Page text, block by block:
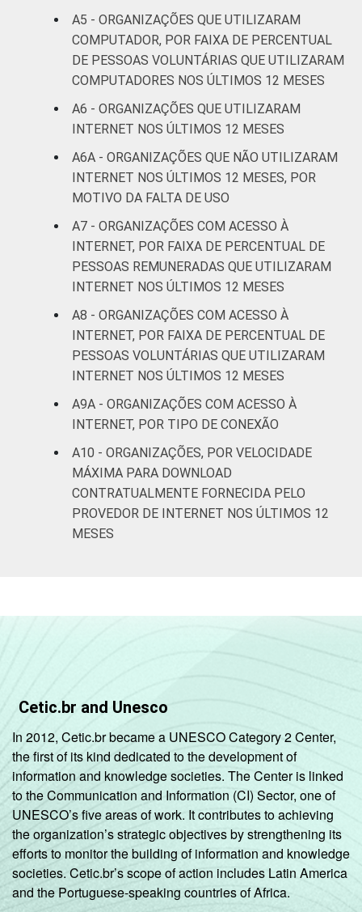
Organizações Sem Fins Lucrativos 2016
A5 - ORGANIZAÇÕES QUE UTILIZARAM
COMPUTADOR, POR FAIXA DE PERCENTUAL
DE PESSOAS VOLUNTÁRIAS QUE UTILIZARAM
COMPUTADORES NOS ÚLTIMOS 12 MESES
A6 - ORGANIZAÇÕES QUE UTILIZARAM
INTERNET NOS ÚLTIMOS 12 MESES
A6A - ORGANIZAÇÕES QUE NÃO UTILIZARAM
INTERNET NOS ÚLTIMOS 12 MESES, POR
MOTIVO DA FALTA DE USO
A7 - ORGANIZAÇÕES COM ACESSO À
INTERNET, POR FAIXA DE PERCENTUAL DE
PESSOAS REMUNERADAS QUE UTILIZARAM
INTERNET NOS ÚLTIMOS 12 MESES
A8 - ORGANIZAÇÕES COM ACESSO À
INTERNET, POR FAIXA DE PERCENTUAL DE
PESSOAS VOLUNTÁRIAS QUE UTILIZARAM
INTERNET NOS ÚLTIMOS 12 MESES
A9A - ORGANIZAÇÕES COM ACESSO À
INTERNET, POR TIPO DE CONEXÃO
A10 - ORGANIZAÇÕES, POR VELOCIDADE
MÁXIMA PARA DOWNLOAD
CONTRATUALMENTE FORNECIDA PELO
PROVEDOR DE INTERNET NOS ÚLTIMOS 12
MESES
Cetic.br and Unesco
In 2012, Cetic.br became a UNESCO Category 2 Center,
the first of its kind dedicated to the development of
information and knowledge societies. The Center is linked
to the Communication and Information (CI) Sector, one of
UNESCO’s five areas of work. It contributes to achieving
the organization’s strategic objectives by strengthening its
efforts to monitor the building of information and knowledge
societies. Cetic.br’s scope of action includes Latin America
and the Portuguese-speaking countries of Africa.